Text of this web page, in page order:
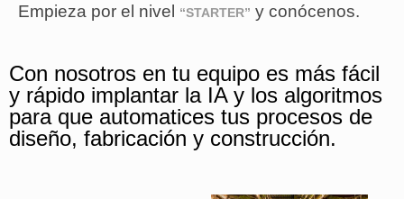
Empieza por el nivel “STARTER” y conócenos.
Con nosotros en tu equipo es más fácil
y rápido implantar la IA y los algoritmos
para que automatices tus procesos de
diseño, fabricación y construcción.